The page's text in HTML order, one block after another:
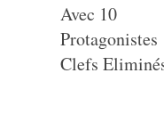
Avec 10
Protagonistes
Clefs